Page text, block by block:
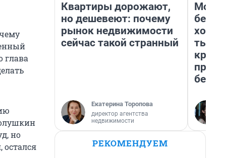
глава
но
Квартиры дорожают,
но дешевеют: почему
рынок недвижимости
сейчас такой странный
Екатерина Торопова
директор агентства
недвижимости
Мой
РЕКОМЕНДУЕМ